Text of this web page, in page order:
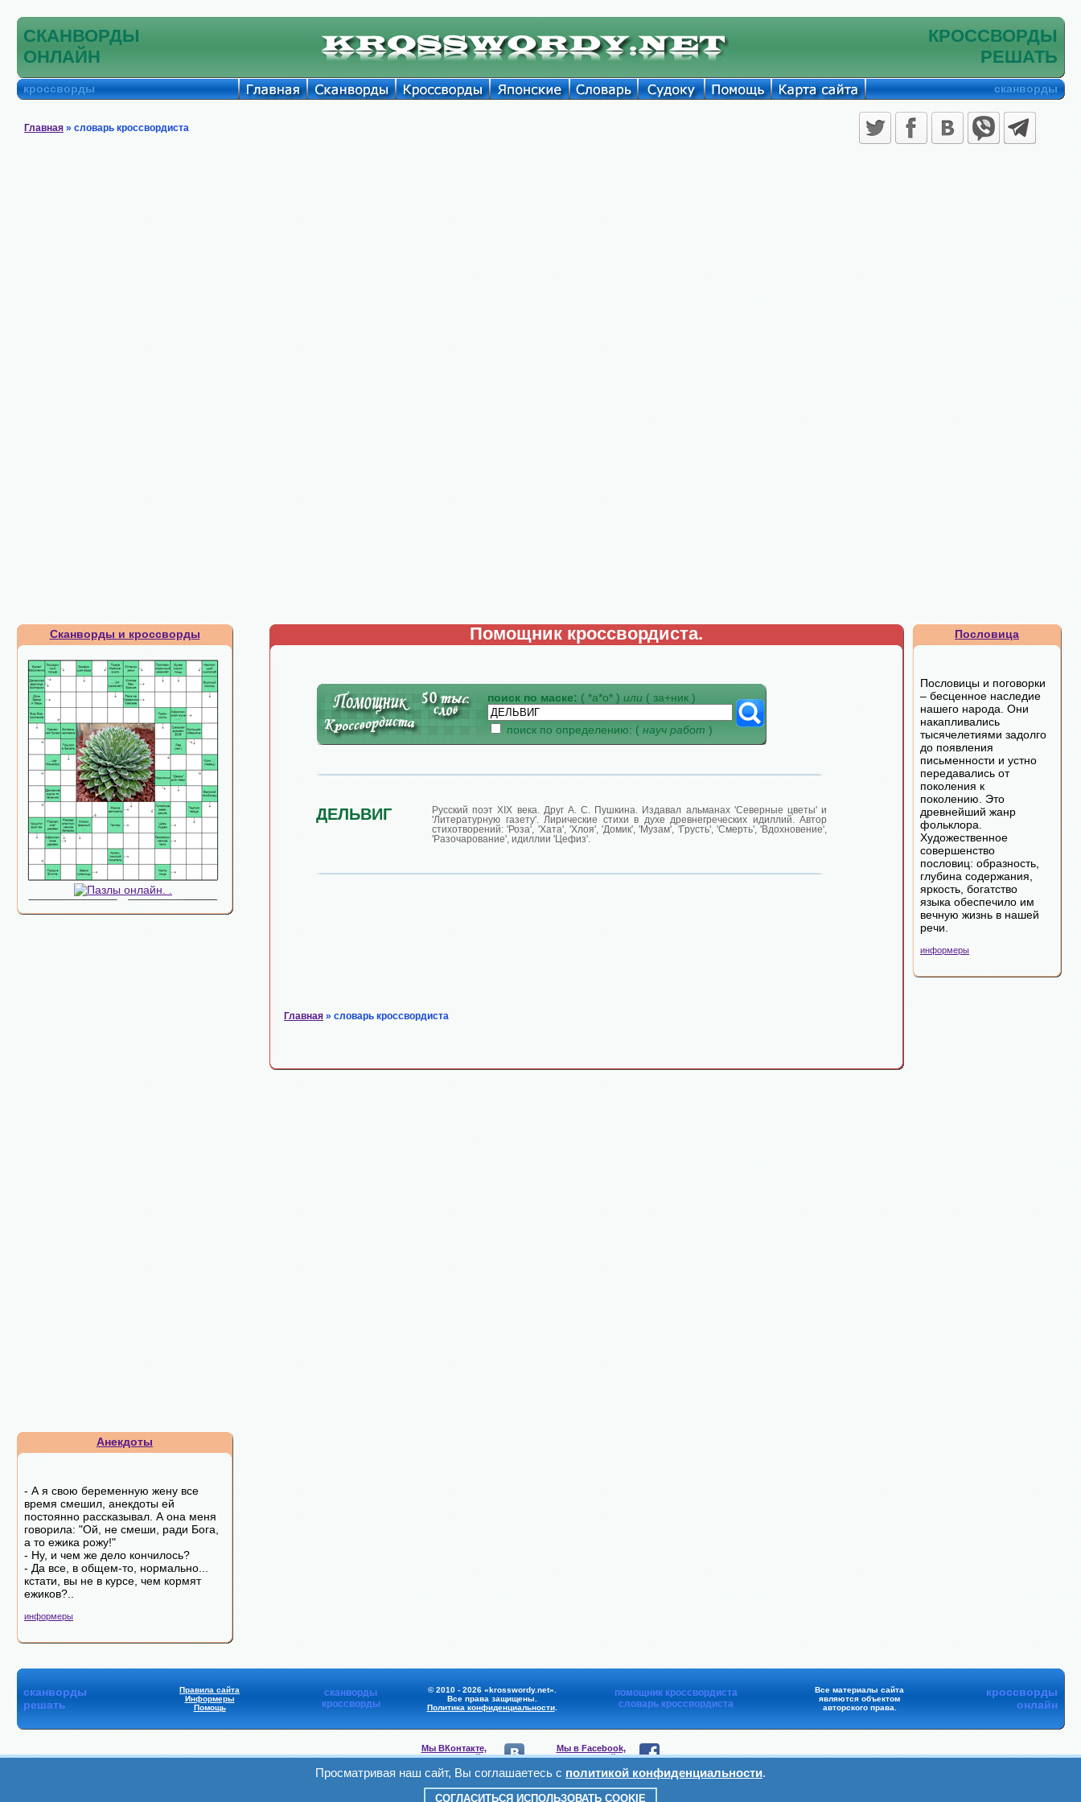
СКАНВОРДЫ
ОНЛАЙН
КРОССВОРДЫ
РЕШАТЬ
кроссворды сканворды
Главная » словарь кроссвордиста
Сканворды и кроссворды
Анекдоты
- А я свою беременную жену все
время смешил, анекдоты ей
постоянно рассказывал. А она меня
говорила: "Ой, не смеши, ради Бога,
а то ежика рожу!"
- Ну, и чем же дело кончилось?
- Да все, в общем-то, нормально...
кстати, вы не в курсе, чем кормят
ежиков?..
информеры
Помощник кроссвордиста.
поиск по маске: ( *а*о* ) или ( за+ник )
поиск по определению: ( науч работ )
ДЕЛЬВИГ
Русский поэт XIX века. Друг А. С. Пушкина. Издавал альманах 'Северные цветы' и
'Литературную газету'. Лирические стихи в духе древнегреческих идиллий. Автор
стихотворений: 'Роза', 'Хата', 'Хлоя', 'Домик', 'Музам', 'Грусть', 'Смерть', 'Вдохновение',
'Разочарование', идиллии 'Цефиз'.
Главная » словарь кроссвордиста
Пословица
Пословицы и поговорки
– бесценное наследие
нашего народа. Они
накапливались
тысячелетиями задолго
до появления
письменности и устно
передавались от
поколения к
поколению. Это
древнейший жанр
фольклора.
Художественное
совершенство
пословиц: образность,
глубина содержания,
яркость, богатство
языка обеспечило им
вечную жизнь в нашей
речи.
информеры
сканворды
решать
Правила сайта
Информеры
Помощь
сканворды
кроссворды
© 2010 - 2026 «krosswordy.net».
Все права защищены.
Политика конфиденциальности.
помощник кроссвордиста
словарь кроссвордиста
Все материалы сайта
являются объектом
авторского права.
кроссворды
онлайн
Мы ВКонтакте,
присоединяйтесь
Мы в Facebook,
присоединяйтесь
Мы в Viber,
присоединяйтесь
Мы в Telegram,
присоединяйтесь
Просматривая наш сайт, Вы соглашаетесь с политикой конфиденциальности.
СОГЛАСИТЬСЯ ИСПОЛЬЗОВАТЬ COOKIE